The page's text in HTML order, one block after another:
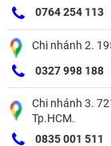
0764 254 113
Chi nhánh 2.
0327 998 188
Chi nhánh 3.
Tp.HCM.
0835 001 511